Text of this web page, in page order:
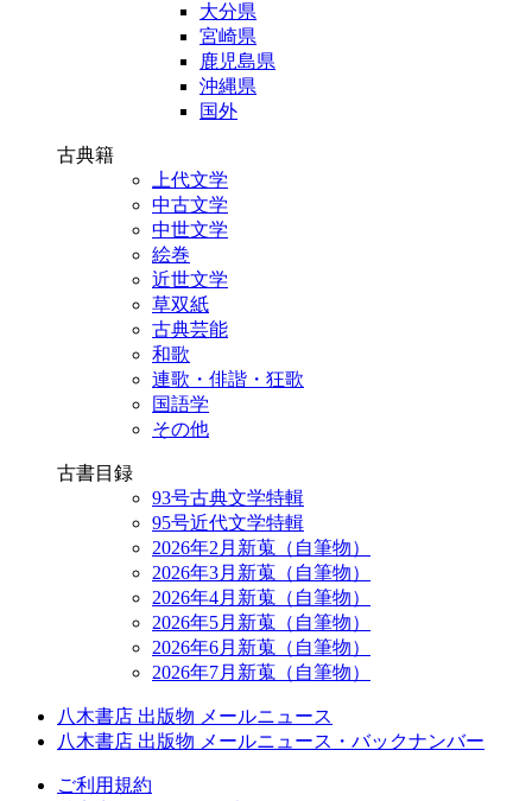
大分県
宮崎県
鹿児島県
沖縄県
国外
古典籍
上代文学
中古文学
中世文学
絵巻
近世文学
草双紙
古典芸能
和歌
連歌・俳諧・狂歌
国語学
その他
古書目録
93号古典文学特輯
95号近代文学特輯
2026年2月新蒐（自筆物）
2026年3月新蒐（自筆物）
2026年4月新蒐（自筆物）
2026年5月新蒐（自筆物）
2026年6月新蒐（自筆物）
2026年7月新蒐（自筆物）
八木書店 出版物 メールニュース
八木書店 出版物 メールニュース・バックナンバー
ご利用規約